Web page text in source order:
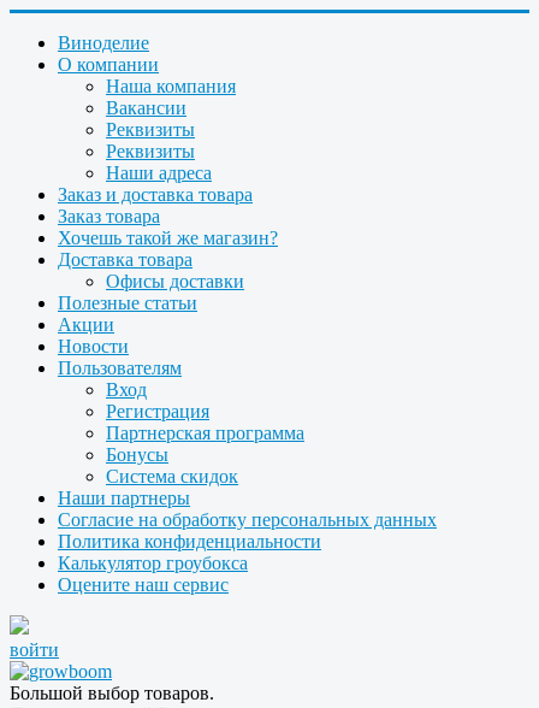
Виноделие
О компании
Наша компания
Вакансии
Реквизиты
Реквизиты
Наши адреса
Заказ и доставка товара
Заказ товара
Хочешь такой же магазин?
Доставка товара
Офисы доставки
Полезные статьи
Акции
Новости
Пользователям
Вход
Регистрация
Партнерская программа
Бонусы
Система скидок
Наши партнеры
Согласие на обработку персональных данных
Политика конфиденциальности
Калькулятор гроубокса
Оцените наш сервис
войти
Большой выбор товаров.